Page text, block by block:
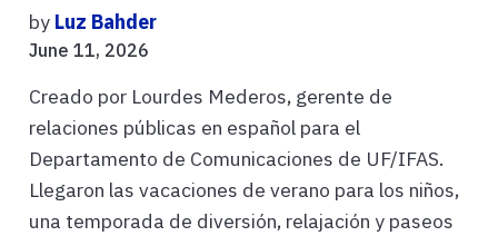
by Luz Bahder
June 11, 2026
Creado por Lourdes Mederos, gerente de
relaciones públicas en español para el
Departamento de Comunicaciones de UF/IFAS.
Llegaron las vacaciones de verano para los niños,
una temporada de diversión, relajación y paseos